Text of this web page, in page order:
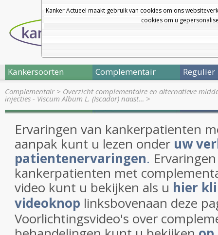
Kanker Actueel maakt gebruik van cookies om ons
cookies om u
Kankersoorten Complementair Regulier
Complementair> Overzicht complementaire en alternatieve
injecties - Viscum Album L. (Iscador) naast… >
Ervaringen van kankerpatienten
aanpak kunt u lezen onder uw
patientenervaringen.
kankerpatienten met
video kunt u bekijken als u hier
videoknop linksbovenaan deze
Voorlichtingsvideo's over